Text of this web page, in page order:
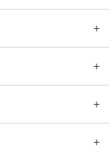
＋
＋
＋
＋